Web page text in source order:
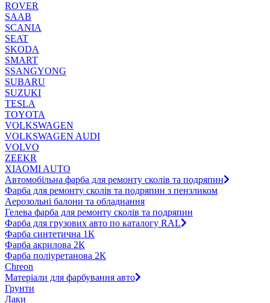
ROVER
SAAB
SCANIA
SEAT
SKODA
SMART
SSANGYONG
SUBARU
SUZUKI
TESLA
TOYOTA
VOLKSWAGEN
VOLKSWAGEN AUDI
VOLVO
ZEEKR
XIAOMI AUTO
Автомобільна фарба для ремонту сколів та подряпин
Фарба для ремонту сколів та подряпин з пензликом
Аерозольні балони та обладнання
Гелева фарба для ремонту сколів та подряпин
Фарба для грузових авто по каталогу RAL
Фарба синтетична 1К
Фарба акрилова 2К
Фарба поліуретанова 2К
Chreon
Матеріали для фарбування авто
Грунти
Лаки